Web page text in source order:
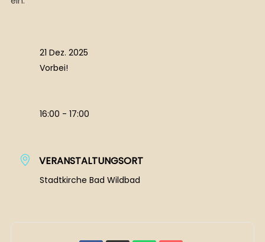
21 Dez. 2025
Vorbei!
16:00 - 17:00
VERANSTALTUNGSORT
Stadtkirche Bad Wildbad